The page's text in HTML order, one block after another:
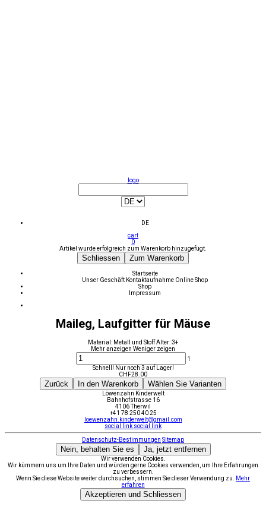
logo
DE
cart
0
Artikel wurde erfolgreich zum Warenkorb hinzugefügt.
Schliessen Zum Warenkorb
Startseite
Unser Geschäft Kontaktaufnahme Online Shop
Shop
Impressum
Maileg, Laufgitter für Mäuse
Material: Metall und Stoff Alter: 3+
Mehr anzeigen Weniger zeigen
1
Schnell! Nur noch 3 auf Lager!
CHF28.00
Zurück In den Warenkorb Wählen Sie Varianten
Löwenzahn Kinderwelt
Bahnhofstrasse 16
4106 Therwil
+41 78 250 40 25
loewenzahn.kinderwelt@gmail.com
social link social link
Datenschutz-Bestimmungen Sitemap
Nein, behalten Sie es Ja, jetzt entfernen
Wir verwenden Cookies.
Wir kümmern uns um Ihre Daten und würden gerne Cookies verwenden, um Ihre Erfahrungen
zu verbessern.
Wenn Sie diese Website weiter durchsuchen, stimmen Sie dieser Verwendung zu.
Mehr
erfahren
Akzeptieren und Schliessen